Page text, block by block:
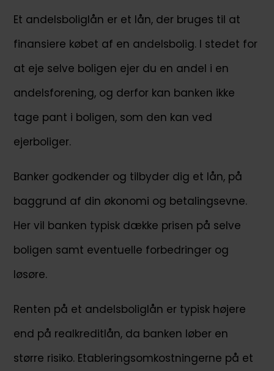
Et andelsboliglån er et lån, der bruges til at
finansiere købet af en andelsbolig. I stedet for
at eje selve boligen ejer du en andel i en
andelsforening, og derfor kan banken ikke
tage pant i boligen, som den kan ved
ejerboliger.
Banker godkender og tilbyder dig et lån, på
baggrund af din økonomi og betalingsevne.
Her vil banken typisk dække prisen på selve
boligen samt eventuelle forbedringer og
løsøre.
Renten på et andelsboliglån er typisk højere
end på realkreditlån, da banken løber en
større risiko. Etableringsomkostningerne på et